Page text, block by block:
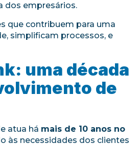
dos empresários.
que contribuem para uma
simplificam processos, e
uma década
de
atua há mais de 10 anos no
às necessidades dos clientes